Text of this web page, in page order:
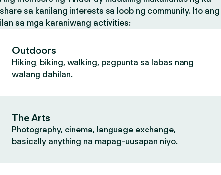
share sa kanilang interests sa loob ng community. Ito ang
ilan sa mga karaniwang activities:
Outdoors
Hiking, biking, walking, pagpunta sa labas nang
walang dahilan.
The Arts
Photography, cinema, language exchange,
basically anything na mapag-uusapan niyo.